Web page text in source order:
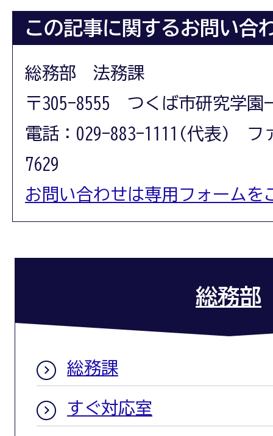
この記事に関するお問い合
総務部 法務課
〒305-8555 つくば市研究学園
電話：029-883-1111(代表) フ
7629
お問い合わせは専用フォームを
総務部
総務課
すぐ対応室